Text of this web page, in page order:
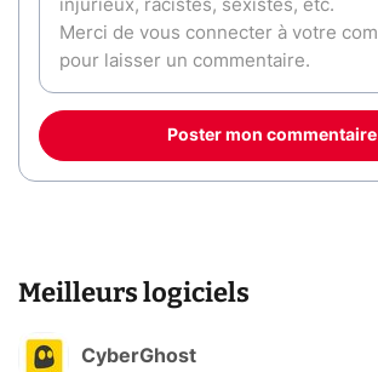
Poster mon commentaire
Meilleurs logiciels
CyberGhost